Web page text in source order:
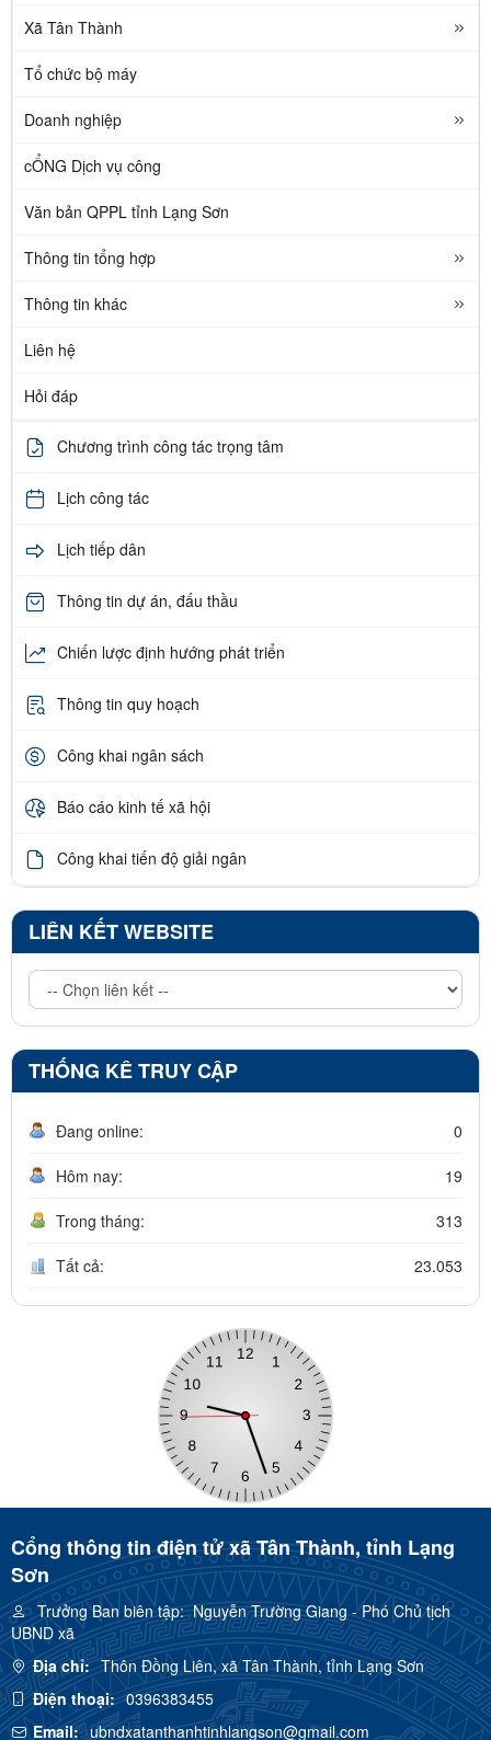
Xã Tân Thành
Tổ chức bộ máy
Doanh nghiệp
cỔNG Dịch vụ công
Văn bản QPPL tỉnh Lạng Sơn
Thông tin tổng hợp
Thông tin khác
Liên hệ
Hỏi đáp
Chương trình công tác trọng tâm
Lịch công tác
Lịch tiếp dân
Thông tin dự án, đấu thầu
Chiến lược định hướng phát triển
Thông tin quy hoạch
Công khai ngân sách
Báo cáo kinh tế xã hội
Công khai tiến độ giải ngân
LIÊN KẾT WEBSITE
THỐNG KÊ TRUY CẬP
Đang online: 0
Hôm nay: 19
Trong tháng: 313
Tất cả: 23.053
Cổng thông tin điện tử xã Tân Thành, tỉnh Lạng
Sơn
Trưởng Ban biên tập:Nguyễn Trường Giang - Phó Chủ tịch
UBND xã
Địa chỉ: Thôn Đồng Liên, xã Tân Thành, tỉnh Lạng Sơn
Điện thoại: 0396383455
Email: ubndxatanthanhtinhlangson@gmail.com